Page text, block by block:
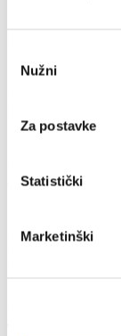
pristanka
Nužni
Za postavke
Statistički
Marketinški
Cosa fare